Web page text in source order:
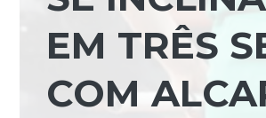
EM TRÊS
COM